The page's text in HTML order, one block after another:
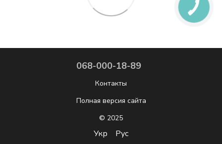
068-000-18-89
Контакты
Полная версия сайта
© 2025
Укр Рус